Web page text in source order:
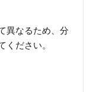
異なるため、分
ください。